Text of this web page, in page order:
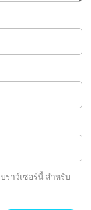
ราว์เซอร์นี้ สำหรับ